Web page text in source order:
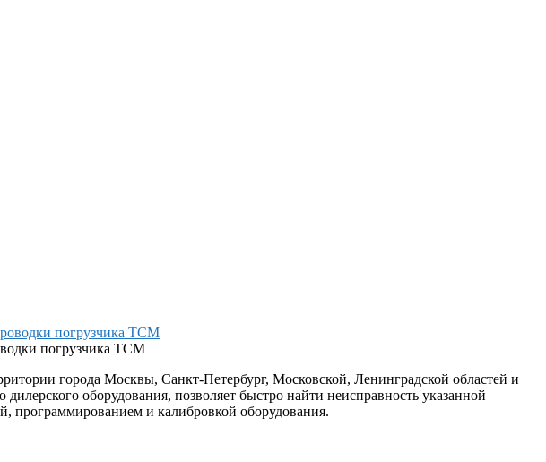
погрузчика TCM
города Москвы, Санкт-Петербург, Московской, Ленинградской областей и
оборудования, позволяет быстро найти неисправность указанной
программированием и калибровкой оборудования.